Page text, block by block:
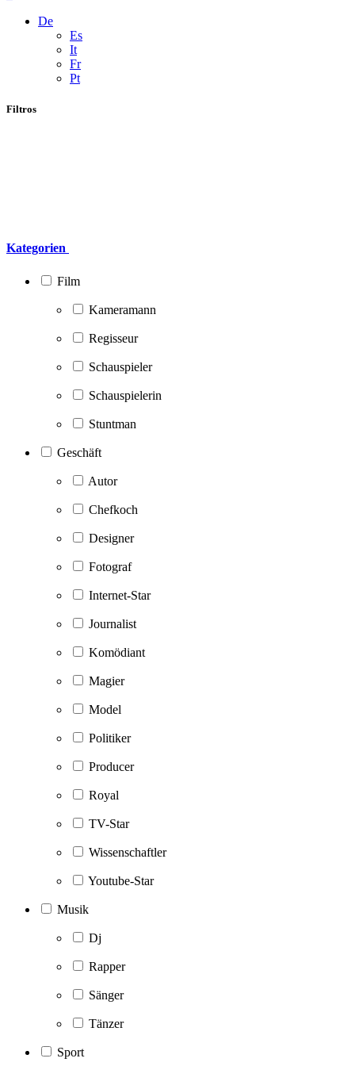
De
Es
It
Fr
Pt
Filtros
Kategorien
Film
Kameramann
Regisseur
Schauspieler
Schauspielerin
Stuntman
Geschäft
Autor
Chefkoch
Designer
Fotograf
Internet-Star
Journalist
Komödiant
Magier
Model
Politiker
Producer
Royal
TV-Star
Wissenschaftler
Youtube-Star
Musik
Dj
Rapper
Sänger
Tänzer
Sport